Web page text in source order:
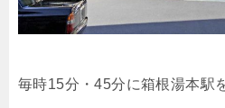
毎時15分・45分に箱根湯本駅